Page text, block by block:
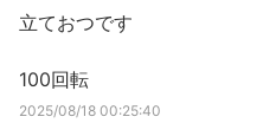
立ておつです
100回転
2025/08/18 00:25:40